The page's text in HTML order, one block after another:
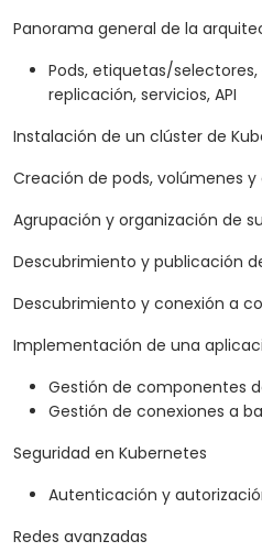
Panorama general de la
Pods, etiquetas/
replicación, servicios, API
Instalación de un clúster de
Creación de pods, volúmenes
Agrupación y organización de
Descubrimiento y publicación
Descubrimiento y conexión a
Implementación de una
Gestión de componentes
Gestión de conexiones a
Seguridad en Kubernetes
Autenticación y
Redes avanzadas